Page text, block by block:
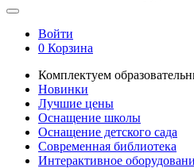
Войти
0 Корзина
Комплектуем
Новинки
Лучшие цены
Оснащение школы
Оснащение детского сада
Современная библиотека
Интерактивное